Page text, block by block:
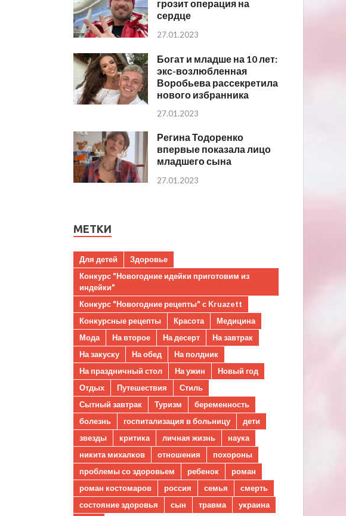
грозит операция на
сердце
27.01.2023
Богат и младше на 10 лет:
экс-возлюбленная
Воробьева рассекретила
нового избранника
27.01.2023
Регина Тодоренко
впервые показала лицо
младшего сына
27.01.2023
МЕТКИ
Для детей
Здоровье
Конкурс "Новогодние идейки приготовим из
индейки"
Конкурс "Новогодние рецепты" с Kruazett
Конкурсные рецепты
Красота
Медицина
Мода
На второе На десерт
На завтрак
На закуску
На обед
На полдник
На праздничный стол
На ужин
Новый год
Отдых
Путешествия
Стиль
Сытный завтрак
Туризм
беременность
болезнь
госпитализация в больницу
дети
звезды
критика личная жизнь
наука
никита михалков
отношения
похороны
проблемы со здоровьем
ребенок
роман
роман костомаров
россия семья
смерть
состояние здоровья
сын травма украина